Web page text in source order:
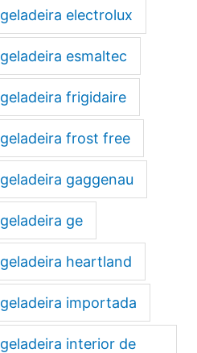
electrolux
esmaltec
frigidaire
frost free
gaggenau
ge
heartland
importada
interior de